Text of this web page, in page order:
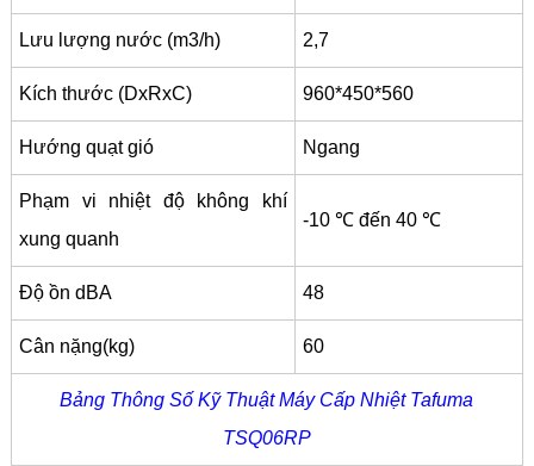
Lưu lượng nước (m3/h) 2,7
Kích thước (DxRxC) 960*450*560
Hướng quạt gió Ngang
Phạm vi nhiệt độ không khí
xung quanh
-10 ℃ đến 40 ℃
Độ ồn dBA 48
Cân nặng(kg) 60
Bảng Thông Số Kỹ Thuật Máy Cấp Nhiệt Tafuma
TSQ06RP